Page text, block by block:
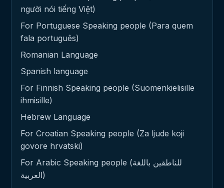
người nói tiếng Việt)
For Portuguese Speaking people (Para quem
fala português)
Romanian Language
Spanish language
For Finnish Speaking people (Suomenkielisille
ihmisille)
Hebrew Language
For Croatian Speaking people (Za ljude koji
govore hrvatski)
For Arabic Speaking people (للناطقين باللغة
العربية)